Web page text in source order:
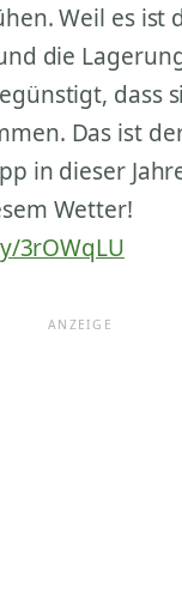
Weil es ist
die
dass
Das ist
in dieser
Wetter!
3rOWqLU
ANZEIGE